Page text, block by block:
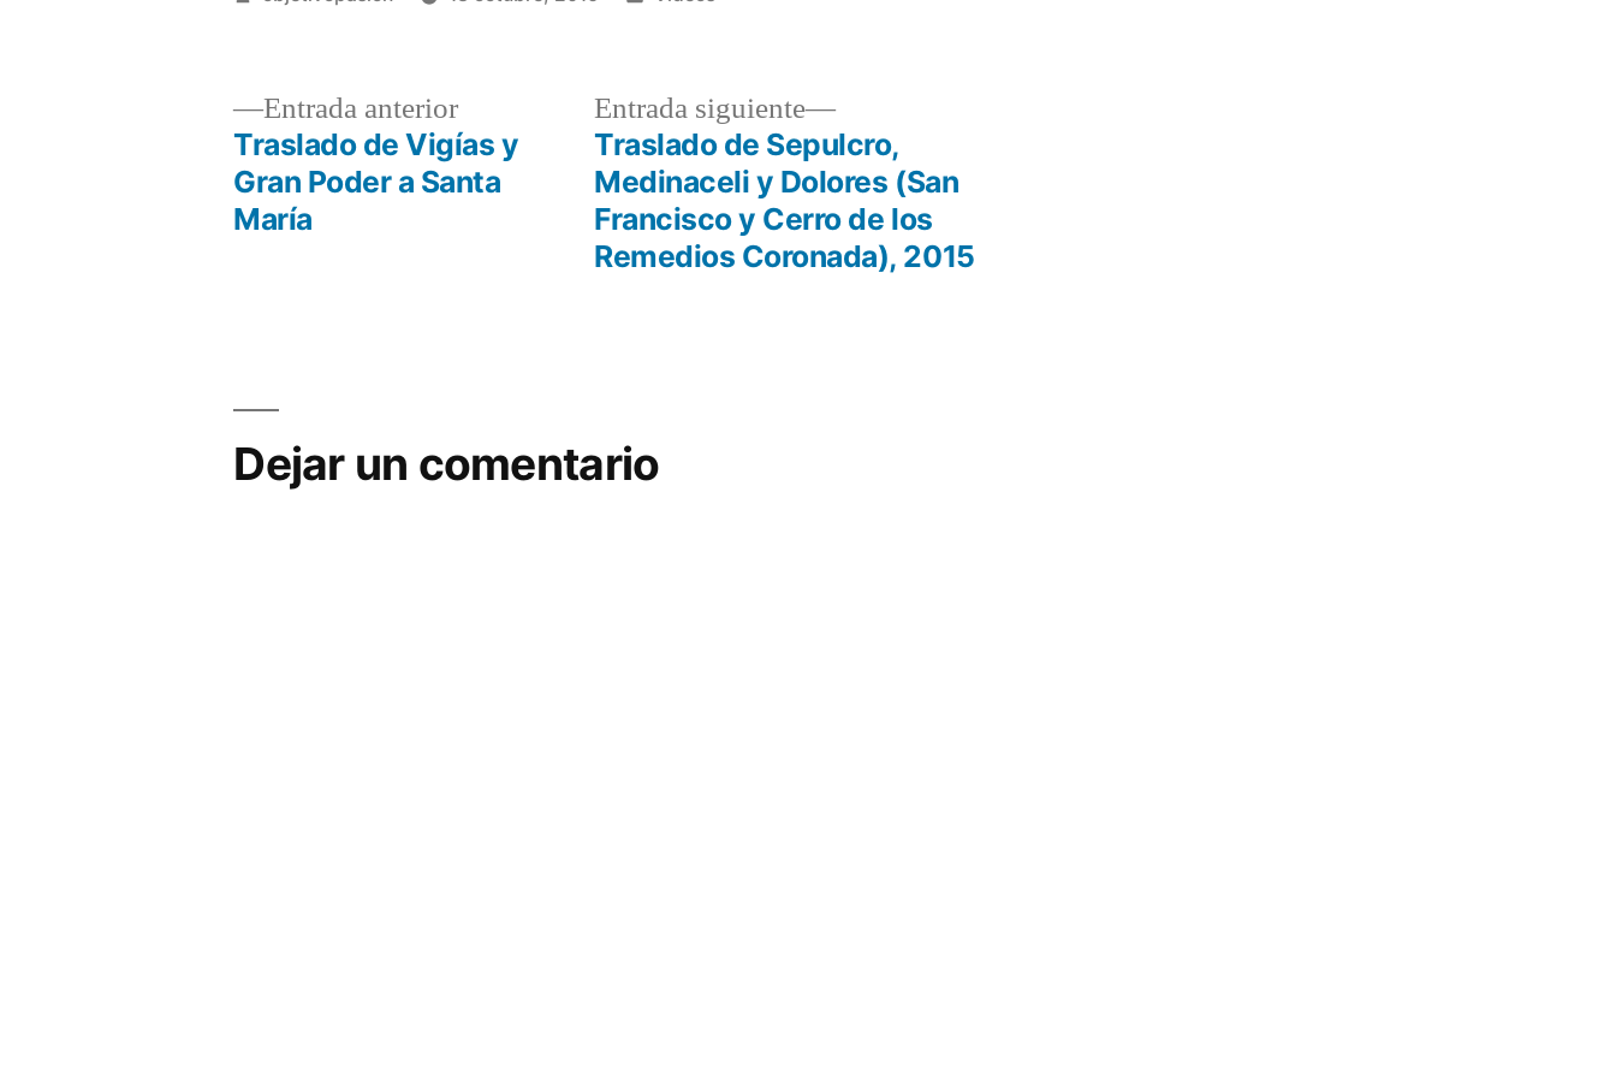
Navegación
Entrada anteriorEntrada
anterior:
Traslado de Vigías y
Gran Poder a Santa
María
Entrada siguiente
Entrada
siguiente:
Traslado de Sepulcro,
Medinaceli y Dolores (San
Francisco y Cerro de los
Remedios Coronada), 2015
Dejar un comentario